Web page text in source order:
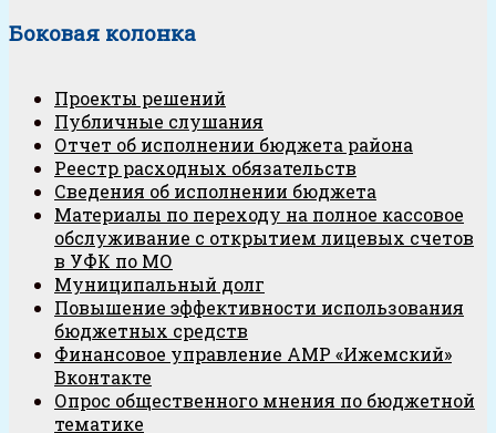
Боковая колонка
Проекты решений
Публичные слушания
Отчет об исполнении бюджета района
Реестр расходных обязательств
Сведения об исполнении бюджета
Материалы по переходу на полное кассовое
обслуживание с открытием лицевых счетов
в УФК по МО
Муниципальный долг
Повышение эффективности использования
бюджетных средств
Финансовое управление АМР «Ижемский»
Вконтакте
Опрос общественного мнения по бюджетной
тематике